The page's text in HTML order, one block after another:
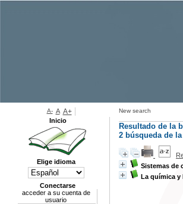
New search
Resultado de la
2 búsqueda de
Sistemas de
La química y
A- A A+
Inicio
Elige idioma
Conectarse
acceder a su cuenta de
usuario